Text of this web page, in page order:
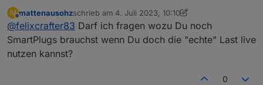
Ich habe hier verschiedene Daten vom MQTT
Broker bekommen
es kommen bei
Der mit der Energiemessung: Zum beispiel hier
die muss mit 14W sein (mann muss hier wieder
/10 machen):
M
Offline
mattenausohzschrieb am 4. Juli 2023, 10:10
zuletzt editiert von mattenausohz
@felixcrafter83 Darf ich fragen wozu Du noch
SmartPlugs brauchst wenn Du doch die "echte" Last live
nutzen kannst?
0